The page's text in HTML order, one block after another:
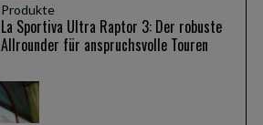
Produkte
La Sportiva Ultra Raptor 3: Der robuste
Allrounder für anspruchsvolle Touren